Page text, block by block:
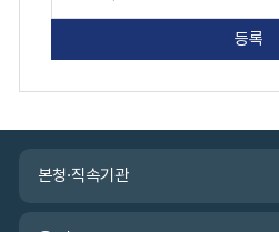
지
족
가
력
본청·직속기관